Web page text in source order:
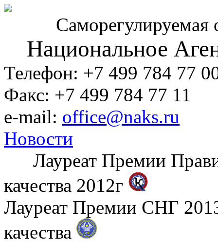
Саморегулируемая
Национальное
Телефон: +7 499 784 77
Факс: +7 499 784 77 11
e-mail: office@naks.ru
Новости
Лауреат Премии
качества 2012г
Лауреат Премии СНГ
качества